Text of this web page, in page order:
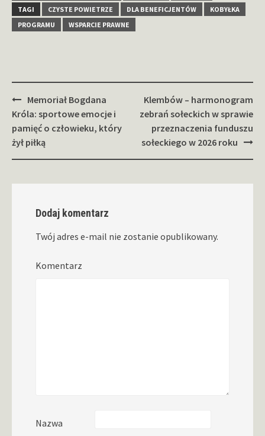
TAGI CZYSTE POWIETRZE DLA BENEFICJENTÓW
KOBYŁKA
PROGRAMU
WSPARCIE PRAWNE
Zobacz
wpisy
Memoriał Bogdana
Króla: sportowe emocje i
pamięć o człowieku, który
żył piłką
Klembów – harmonogram
zebrań sołeckich w sprawie
przeznaczenia funduszu
sołeckiego w 2026 roku
Dodaj komentarz
Twój adres e-mail nie zostanie opublikowany.
Komentarz
Nazwa